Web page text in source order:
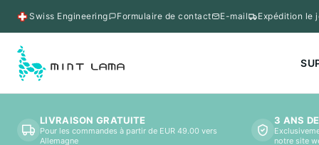
Swiss Engineering Formulaire de contact E-mail Expédition le
LIVRAISON GRATUITE
Pour les commandes à partir de EUR 49.00 vers
Allemagne
3 ANS
notre site